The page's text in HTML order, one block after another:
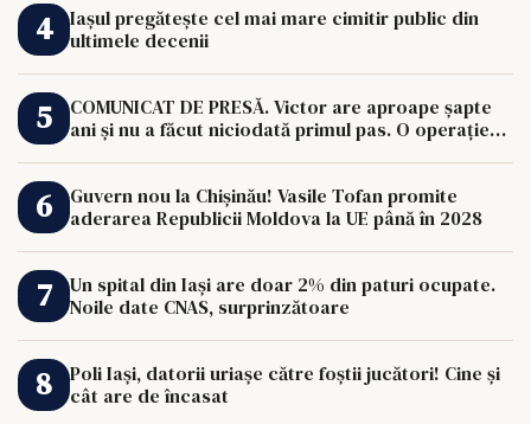
Iașul pregătește cel mai mare cimitir public din
ultimele decenii
COMUNICAT DE PRESĂ. Victor are aproape șapte
ani și nu a făcut niciodată primul pas. O operație
Guvern nou la Chișinău! Vasile Tofan promite
aderarea Republicii Moldova la UE până în 2028
Un spital din Iași are doar 2% din paturi ocupate.
Noile date CNAS, surprinzătoare
Poli Iași, datorii uriașe către foștii jucători! Cine și
cât are de încasat